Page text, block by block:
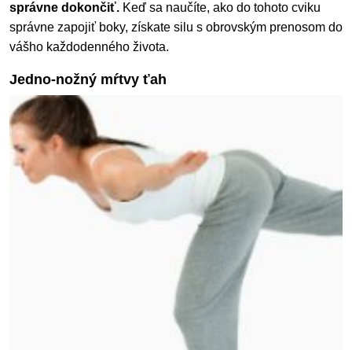
správne dokončiť. Keď sa naučíte, ako do tohoto cviku
správne zapojiť boky, získate silu s obrovským prenosom do
vášho každodenného života.
Jedno-nožný mŕtvy ťah